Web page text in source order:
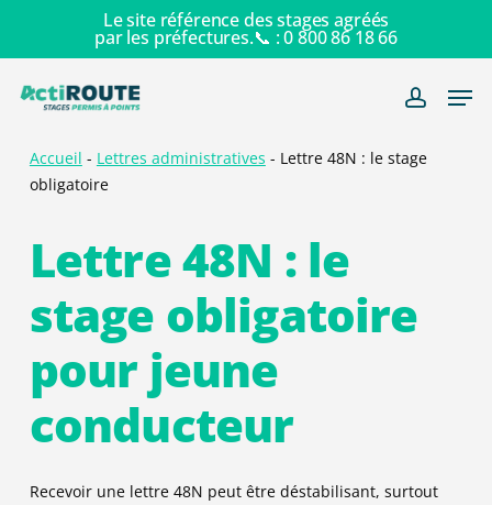
main
content
Le site référence des stages agréés
par les préfectures.📞 :0 800 86 18 66
account
Accueil - Lettres administratives - Lettre 48N : le stage
obligatoire
Lettre 48N : le
stage obligatoire
pour jeune
conducteur
Recevoir une lettre 48N peut être déstabilisant, surtout